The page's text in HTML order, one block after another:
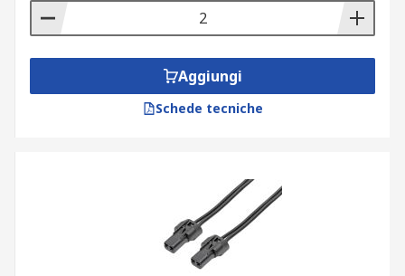
Aggiungi
Schede tecniche